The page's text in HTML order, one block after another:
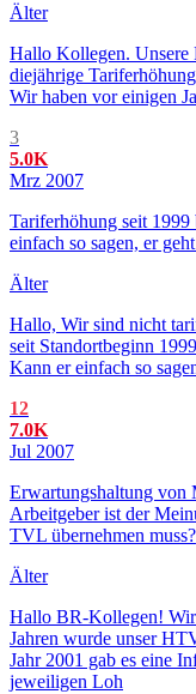
Älter
Hallo Kollegen. Unsere
diejährige
Wir haben vor einigen
3
5.0K
Mrz 2007
Tariferhöhung seit
einfach so sagen, er
Älter
Hallo, Wir sind nicht
seit Standortbeginn
Kann er einfach so
12
7.0K
Jul 2007
Erwartungshaltung von
Arbeitgeber ist der
TVL übernehmen muss?
Älter
Hallo BR-Kollegen! Wir
Jahren wurde unser
Jahr 2001 gab es eine
jeweiligen Loh